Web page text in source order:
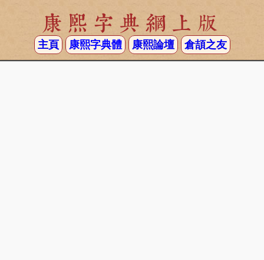
康熙字典網上版
主頁 康熙字典體 康熙論壇 倉頡之友